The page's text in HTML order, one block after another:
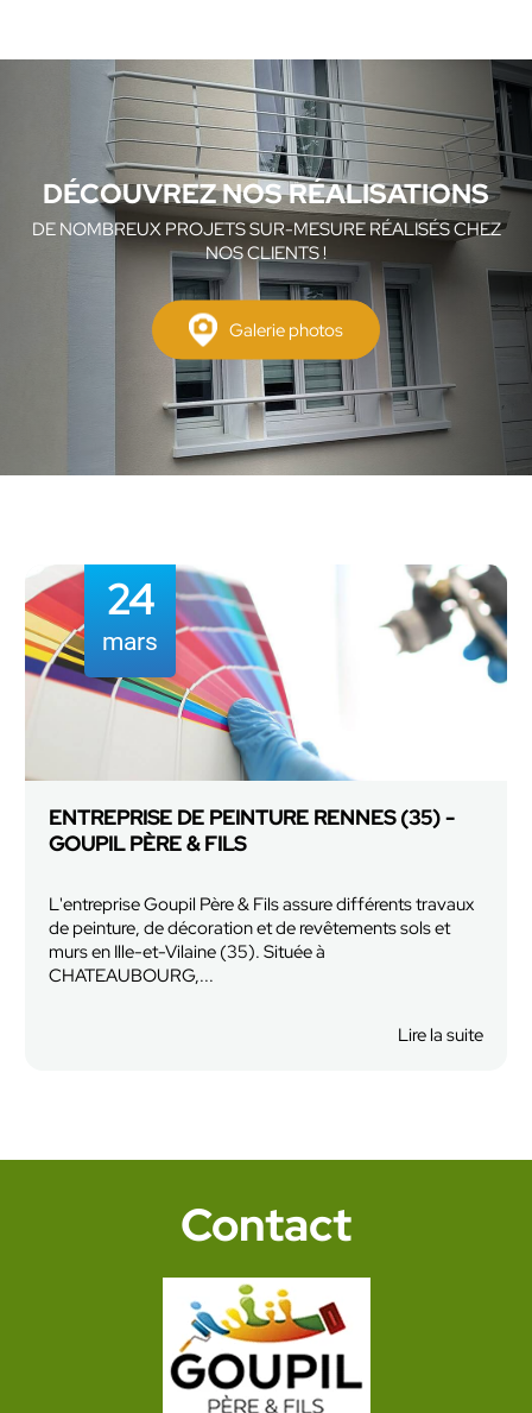
DÉCOUVREZ NOS RÉALISATIONS
DE NOMBREUX PROJETS SUR-MESURE RÉALISÉS CHEZ
NOS CLIENTS !
Galerie photos
12
mai
RAVALEMENT DE FAÇADE SAINT GRÉGOIRE
- PACÉ - VITRÉ
L'entreprise Goupil Père et Fils vous propose son savoir
faire de qualité pour tout vos ravalements de façades
dans les environ de Saint Grégoire, Pacé et...
Contact